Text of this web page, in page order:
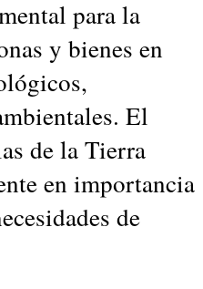
para la
y bienes en
El
de la Tierra
en importancia
de